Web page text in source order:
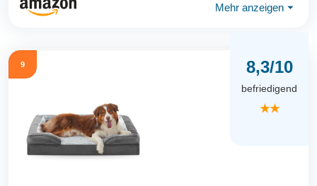
Mehr anzeigen ⏷
9 8,3/10
befriedigend
★★